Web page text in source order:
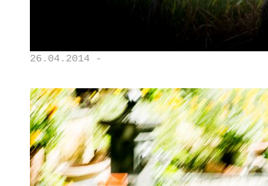
26.04.2014 -